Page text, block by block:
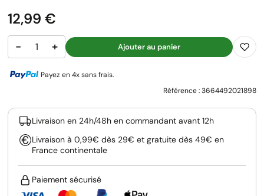
Prix
12,99 €
− + Ajouter au panier
Payez en 4x sans frais.
Référence :3664492021898
Livraison en 24h/48h en commandant avant 12h
Livraison à 0,99€ dès 29€ et gratuite dès 49€ en
France continentale
Paiement sécurisé